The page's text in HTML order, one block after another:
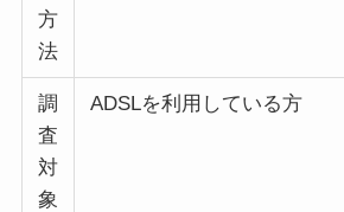
方
法
調
査
対
象
ADSLを利用している方